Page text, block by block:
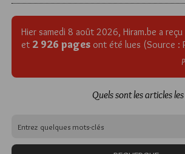
Hier samedi 8 août 2026, Hiram.be a reçu
et 2 926 pages ont été lues (Source :
Quels sont les articles